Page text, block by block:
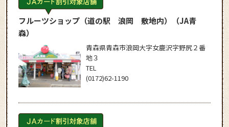
フルーツショップ（道の駅 浪岡 敷地内）
（JA青
森）
青森県青森市浪岡大字女鹿沢字野尻２番
地３
TEL
(0172)62-1190